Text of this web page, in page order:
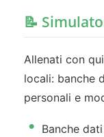
📝
Allenati con
locali: banche
personali e
Banche